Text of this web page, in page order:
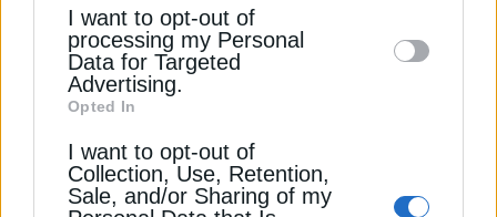
disclose it to other third parties.
I want to opt-out of
processing my Personal
Data for Targeted
Advertising.
Opted In
I want to opt-out of
Collection, Use, Retention,
Sale, and/or Sharing of my
ΔΙΕΘΝΗ
Nord Stream: Η Σουηδία σταματά
τις έρευνες για τη δολιοφθορά
Γιατί η Σουηδία τερματίζει την έρευνα για το
σαμποτάζ του Nord Stream και παραδίδει τα